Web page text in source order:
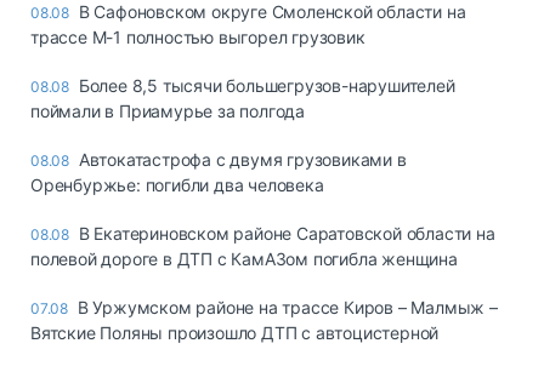
08.08 В Сафоновском округе Смоленской области на
трассе М-1 полностью выгорел грузовик
08.08 Более 8,5 тысячи большегрузов-нарушителей
поймали в Приамурье за полгода
08.08 Автокатастрофа с двумя грузовиками в
Оренбуржье: погибли два человека
08.08 В Екатериновском районе Саратовской области на
полевой дороге в ДТП с КамАЗом погибла женщина
07.08 В Уржумском районе на трассе Киров – Малмыж –
Вятские Поляны произошло ДТП с автоцистерной